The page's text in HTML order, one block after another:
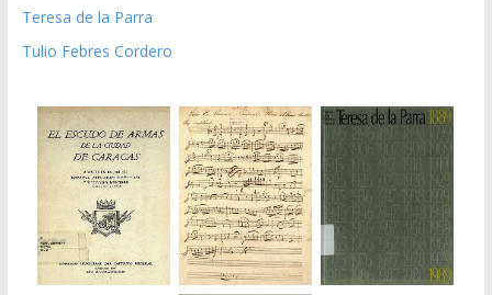
Teresa de la Parra
Tulio Febres Cordero